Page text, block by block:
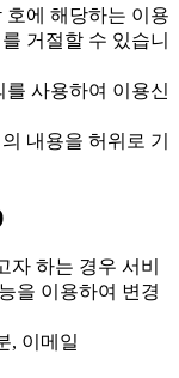
에 해당하는 이용
거절할 수 있습니
를 사용하여 이용신
내용을 허위로 기
자 하는 경우 서비
을 이용하여 변경
, 이메일